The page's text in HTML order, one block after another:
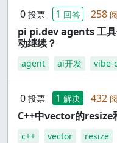
0 投票 1 回答 258
pi pi.dev agents 工
动继续？
agent ai开发 vibe-
0 投票 1 解决 432
C++中vector的resize
c++ vector resize